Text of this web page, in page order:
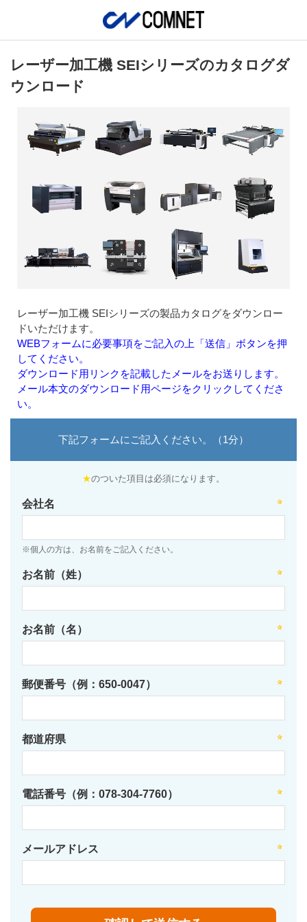
レーザー加工機 SEIシリーズのカタログダ
ウンロード
レーザー加工機 SEIシリーズの製品カタログをダウンロー
ドいただけます。
WEBフォームに必要事項をご記入の上「送信」ボタンを押
してください。
ダウンロード用リンクを記載したメールをお送りします。
メール本文のダウンロード用ページをクリックしてくださ
い。
下記フォームにご記入ください。（1分）
★のついた項目は必須になります。
会社名
※個人の方は、お名前をご記入ください。
お名前（姓）
お名前（名）
郵便番号（例：650-0047）
都道府県
電話番号（例：078-304-7760）
メールアドレス